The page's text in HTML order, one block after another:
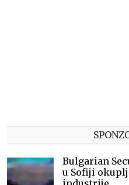
Bulgarian
u Sofiji